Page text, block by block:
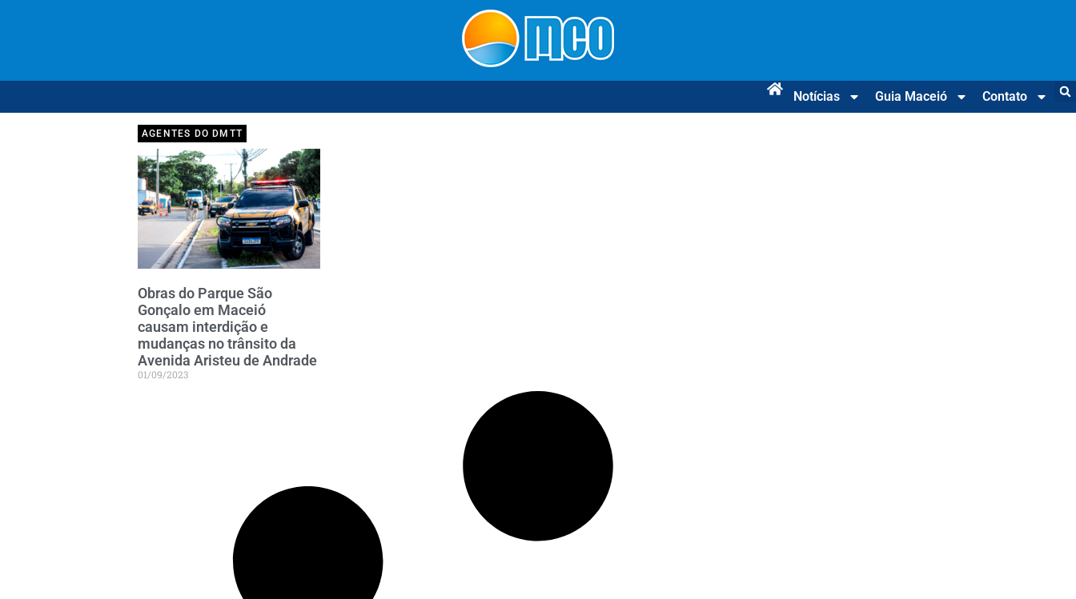
Notícias Guia Maceió Contato
AGENTES DO DMTT
Obras do Parque São
Gonçalo em Maceió
causam interdição e
mudanças no trânsito da
Avenida Aristeu de Andrade
01/09/2023